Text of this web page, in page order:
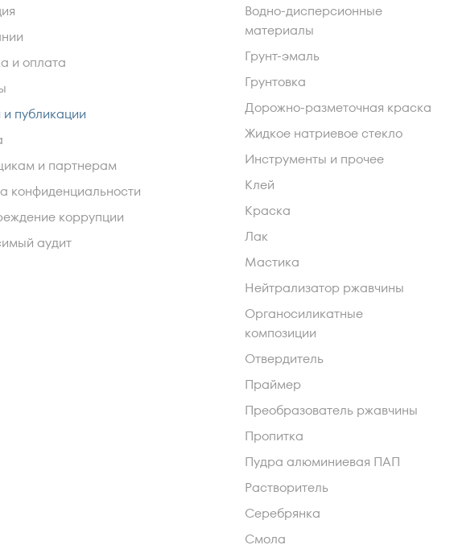
и оплата
публикации
и партнерам
конфиденциальности
коррупции
аудит
Водно-дисперсионные
материалы
Грунт-эмаль
Грунтовка
Дорожно-разметочная краска
Жидкое натриевое стекло
Инструменты и прочее
Клей
Краска
Лак
Мастика
Нейтрализатор ржавчины
Органосиликатные
композиции
Отвердитель
Праймер
Преобразователь ржавчины
Пропитка
Пудра алюминиевая ПАП
Растворитель
Серебрянка
Смола